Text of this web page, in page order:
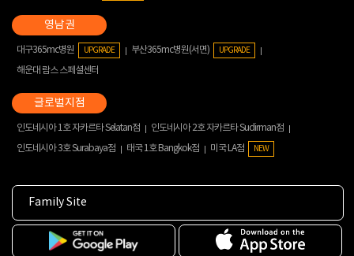
대구365mc병원 UPGRADE 부산365mc병원(서면) UPGRADE
해운대 람스 스페셜센터
인도네시아 1호 자카르타 Selatan점
인도네시아 2호 자카르타 Sudirman점
인도네시아 3호 Surabaya점
태국 1호 Bangkok점 미국 LA점 NEW
Family Site